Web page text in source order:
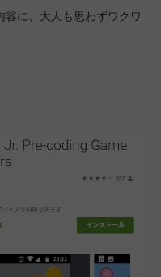
に、大人も思わずワクワ